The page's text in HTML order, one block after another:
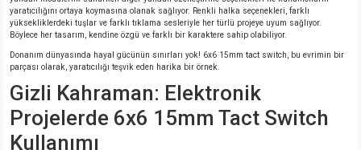
yaratıcılığını ortaya koymasına olanak sağlıyor. Renkli halka seçenekleri, farklı
yüksekliklerdeki tuşlar ve farklı tıklama sesleriyle her türlü projeye uyum sağlıyor.
Böylece her tasarım, kendine özgü ve farklı bir karaktere sahip olabiliyor.
Donanım dünyasında hayal gücünün sınırları yok! 6x6 15mm tact switch, bu evrimin bir
parçası olarak, yaratıcılığı teşvik eden harika bir örnek.
Gizli Kahraman: Elektronik
Projelerde 6x6 15mm Tact Switch
Kullanımı